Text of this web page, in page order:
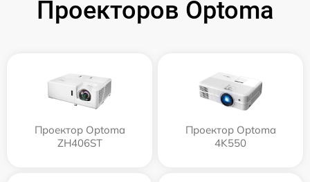
Проекторов Optoma
Проектор Optoma
ZH406ST
Проектор Optoma
4K550